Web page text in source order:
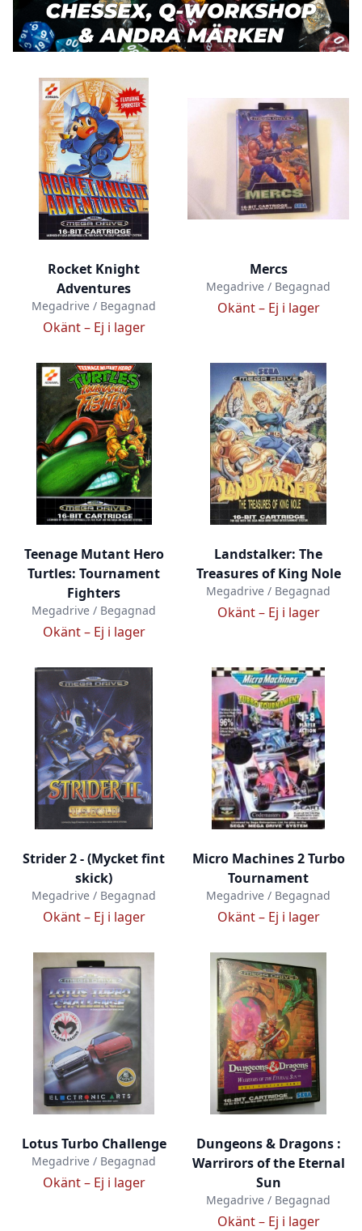
Rocket Knight
Adventures
Megadrive / Begagnad
Okänt – Ej i lager
Mercs
Megadrive / Begagnad
Okänt – Ej i lager
Teenage Mutant Hero
Turtles: Tournament
Fighters
Megadrive / Begagnad
Okänt – Ej i lager
Landstalker: The
Treasures of King Nole
Megadrive / Begagnad
Okänt – Ej i lager
Strider 2 - (Mycket fint
skick)
Megadrive / Begagnad
Okänt – Ej i lager
Micro Machines 2 Turbo
Tournament
Megadrive / Begagnad
Okänt – Ej i lager
Lotus Turbo Challenge
Megadrive / Begagnad
Okänt – Ej i lager
Dungeons & Dragons :
Warrirors of the Eternal
Sun
Megadrive / Begagnad
Okänt – Ej i lager